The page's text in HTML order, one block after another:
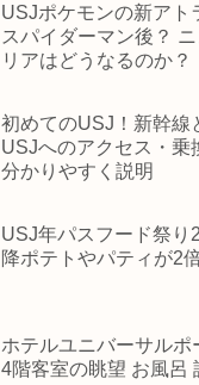
USJポケモンの新アト
スパイダーマン後？
リアはどうなるのか？
初めてのUSJ！新幹線
USJへのアクセス・乗
分かりやすく説明
USJ年パスフード祭り
降ポテトやパティが2
ホテルユニバーサルポ
4階客室の眺望 お風呂